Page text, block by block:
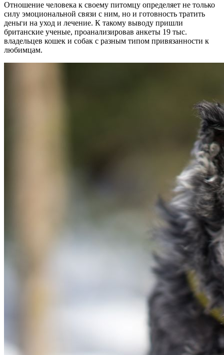
Отношение человека к своему питомцу определяет не только
силу эмоциональной связи с ним, но и готовность тратить
деньги на уход и лечение. К такому выводу пришли
британские ученые, проанализировав анкеты 19 тыс.
владельцев кошек и собак с разным типом привязанности к
любимцам.